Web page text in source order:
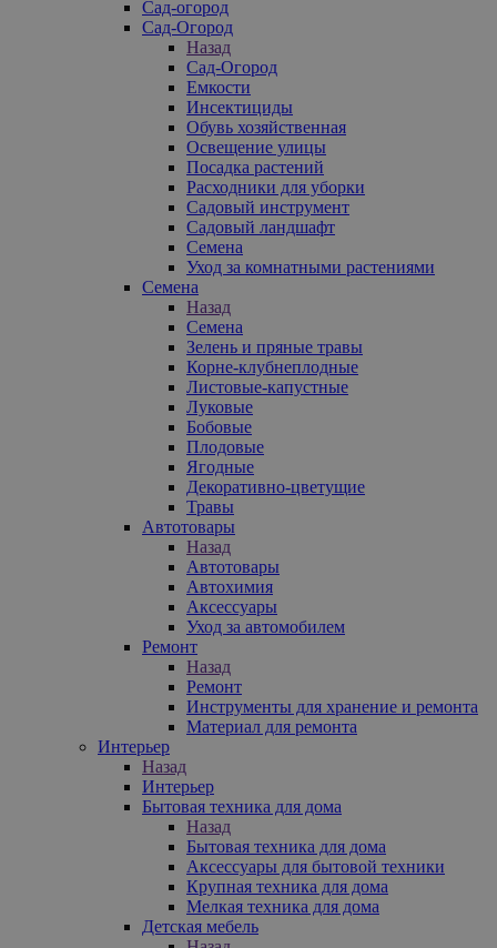
Сад-огород
Сад-Огород
Назад
Сад-Огород
Емкости
Инсектициды
Обувь хозяйственная
Освещение улицы
Посадка растений
Расходники для уборки
Садовый инструмент
Садовый ландшафт
Семена
Уход за комнатными растениями
Семена
Назад
Семена
Зелень и пряные травы
Корне-клубнеплодные
Листовые-капустные
Луковые
Бобовые
Плодовые
Ягодные
Декоративно-цветущие
Травы
Автотовары
Назад
Автотовары
Автохимия
Аксессуары
Уход за автомобилем
Ремонт
Назад
Ремонт
Инструменты для хранение и ремонта
Материал для ремонта
Интерьер
Назад
Интерьер
Бытовая техника для дома
Назад
Бытовая техника для дома
Аксессуары для бытовой техники
Крупная техника для дома
Мелкая техника для дома
Детская мебель